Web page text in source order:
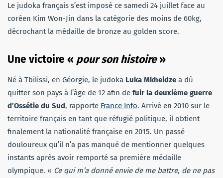
Le judoka français s’est imposé ce samedi 24 juillet face au
coréen Kim Won-Jin dans la catégorie des moins de 60kg,
décrochant la médaille de bronze au golden score.
Une victoire « pour son histoire»
Né à Tbilissi, en Géorgie, le judoka Luka Mkheidze a dû
quitter son pays à l’âge de 12 afin de fuir la deuxième guerre
d’Ossétie du Sud, rapporte France Info. Arrivé en 2010 sur le
territoire français en tant que réfugié politique, il obtient
finalement la nationalité française en 2015. Un passé
douloureux qu’il n’a pas manqué de mentionner quelques
instants après avoir remporté sa première médaille
olympique. « Ce qui m’a donné envie de me battre, de ne pas